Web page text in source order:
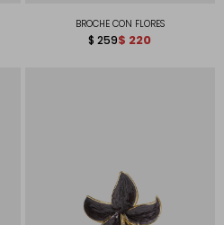
BROCHE CON FLORES
$ 259$ 220